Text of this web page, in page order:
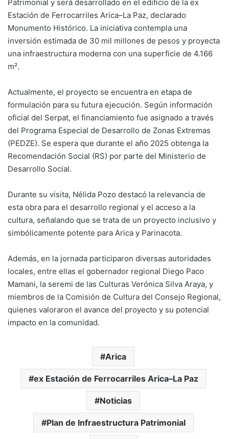
Patrimonial y será desarrollado en el edificio de la ex
Estación de Ferrocarriles Arica–La Paz, declarado
Monumento Histórico. La iniciativa contempla una
inversión estimada de 30 mil millones de pesos y proyecta
una infraestructura moderna con una superficie de 4.166
m².
Actualmente, el proyecto se encuentra en etapa de
formulación para su futura ejecución. Según información
oficial del Serpat, el financiamiento fue asignado a través
del Programa Especial de Desarrollo de Zonas Extremas
(PEDZE). Se espera que durante el año 2025 obtenga la
Recomendación Social (RS) por parte del Ministerio de
Desarrollo Social.
Durante su visita, Nélida Pozo destacó la relevancia de
esta obra para el desarrollo regional y el acceso a la
cultura, señalando que se trata de un proyecto inclusivo y
simbólicamente potente para Arica y Parinacota.
Además, en la jornada participaron diversas autoridades
locales, entre ellas el gobernador regional Diego Paco
Mamani, la seremi de las Culturas Verónica Silva Araya, y
miembros de la Comisión de Cultura del Consejo Regional,
quienes valoraron el avance del proyecto y su potencial
impacto en la comunidad.
Arica
ex Estación de Ferrocarriles Arica–La Paz
Noticias
Plan de Infraestructura Patrimonial